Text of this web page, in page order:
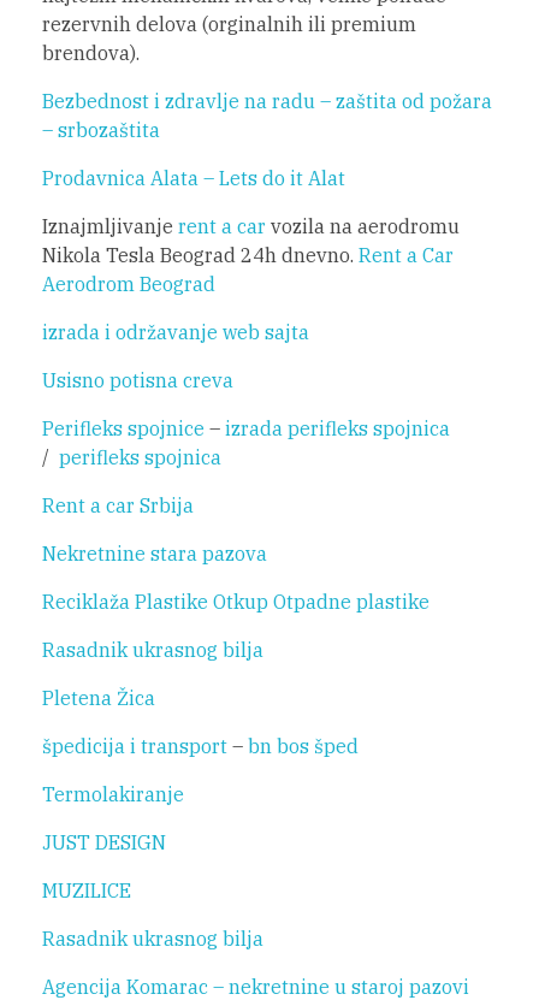
rezervnih delova (orginalnih ili premium
brendova).
Bezbednost i zdravlje na radu – zaštita od požara
– srbozaštita
Prodavnica Alata – Lets do it Alat
Iznajmljivanje rent a car vozila na aerodromu
Nikola Tesla Beograd 24h dnevno. Rent a Car
Aerodrom Beograd
izrada i održavanje web sajta
Usisno potisna creva
Perifleks spojnice – izrada perifleks spojnica
/ perifleks spojnica
Rent a car Srbija
Nekretnine stara pazova
Reciklaža Plastike Otkup Otpadne plastike
Rasadnik ukrasnog bilja
Pletena Žica
špedicija i transport – bn bos šped
Termolakiranje
JUST DESIGN
MUZILICE
Rasadnik ukrasnog bilja
Agencija Komarac – nekretnine u staroj pazovi